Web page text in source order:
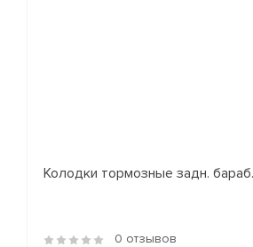
Колодки тормозные задн.
0 отзывов